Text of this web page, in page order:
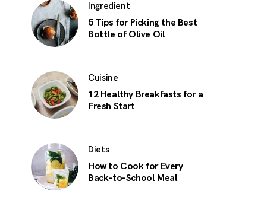
Ingredient
5 Tips for Picking the Best
Bottle of Olive Oil
Cuisine
12 Healthy Breakfasts for a
Fresh Start
Diets
How to Cook for Every
Back-to-School Meal